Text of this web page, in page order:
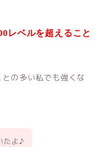
レベルを超えること
の多い私でも強くな
たよ♪